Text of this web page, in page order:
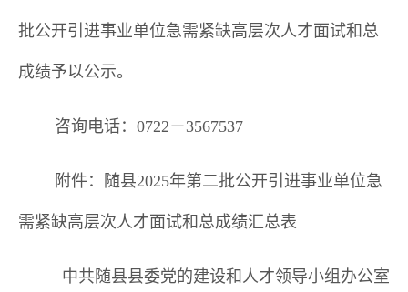
批公开引进事业单位急需紧缺高层次人才面试和总
成绩予以公示。
咨询电话： 0722－3567537
附件： 随县2025年第二批公开引进事业单位急
需紧缺高层次人才面试和总成绩汇总表
中共随县县委党的建设和人才领导小组办公室